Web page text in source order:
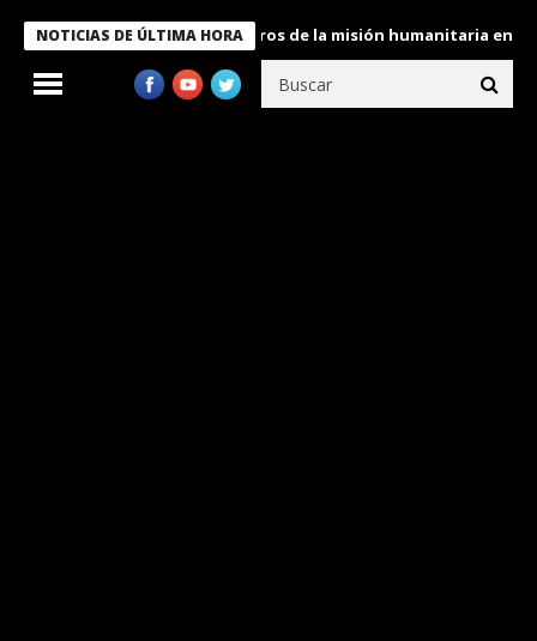
NOTICIAS DE ÚLTIMA HORA
Bukele condecora a miembros de la misión humanitaria enviada